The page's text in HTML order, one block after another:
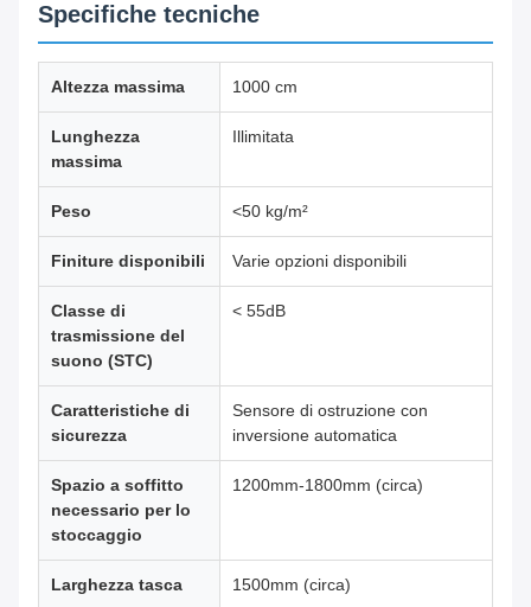
Specifiche tecniche
Altezza massima 1000 cm
Lunghezza
massima
Illimitata
Peso <50 kg/m²
Finiture disponibili Varie opzioni disponibili
Classe di
trasmissione del
suono (STC)
< 55dB
Caratteristiche di
sicurezza
Sensore di ostruzione con
inversione automatica
Spazio a soffitto
necessario per lo
stoccaggio
1200mm-1800mm (circa)
Larghezza tasca 1500mm (circa)